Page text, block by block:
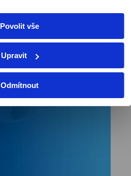
Povolit vše
Upravit
Odmítnout